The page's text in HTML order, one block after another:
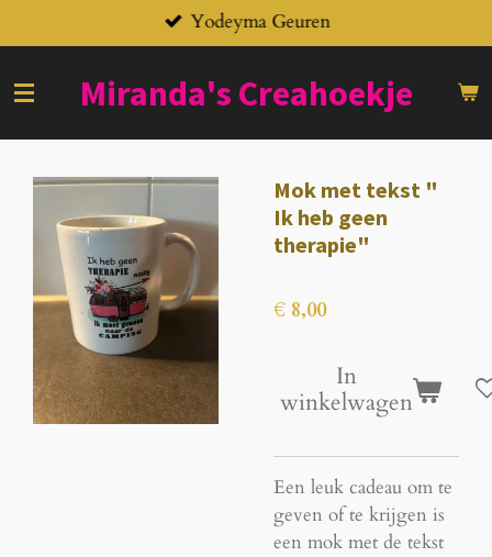
direct
naar
de
Yodeyma Geuren
Miranda's Creahoekje
Mok met tekst "
Ik heb geen
therapie"
€ 8,00
In
winkelwagen
Een leuk cadeau om te
geven of te krijgen is
een mok met de tekst